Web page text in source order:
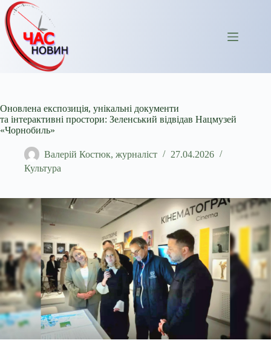
Перейти
до
вмісту
Оновлена експозиція, унікальні документи
та інтерактивні простори: Зеленський відвідав Нацмузей
«Чорнобиль»
Валерій Костюк, журналіст
27.04.2026
Культура